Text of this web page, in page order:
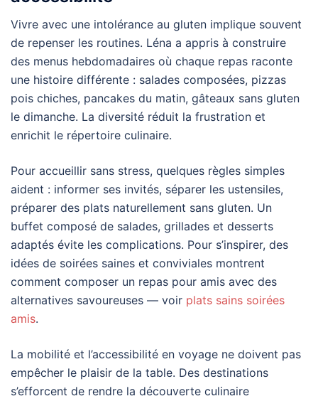
Vivre avec une intolérance au gluten implique souvent
de repenser les routines. Léna a appris à construire
des menus hebdomadaires où chaque repas raconte
une histoire différente : salades composées, pizzas
pois chiches, pancakes du matin, gâteaux sans gluten
le dimanche. La diversité réduit la frustration et
enrichit le répertoire culinaire.
Pour accueillir sans stress, quelques règles simples
aident : informer ses invités, séparer les ustensiles,
préparer des plats naturellement sans gluten. Un
buffet composé de salades, grillades et desserts
adaptés évite les complications. Pour s’inspirer, des
idées de soirées saines et conviviales montrent
comment composer un repas pour amis avec des
alternatives savoureuses — voir plats sains soirées
amis.
La mobilité et l’accessibilité en voyage ne doivent pas
empêcher le plaisir de la table. Des destinations
s’efforcent de rendre la découverte culinaire